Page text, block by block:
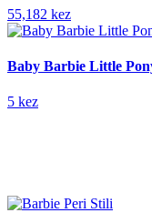
55,182 kez
Baby Barbie Little
5 kez